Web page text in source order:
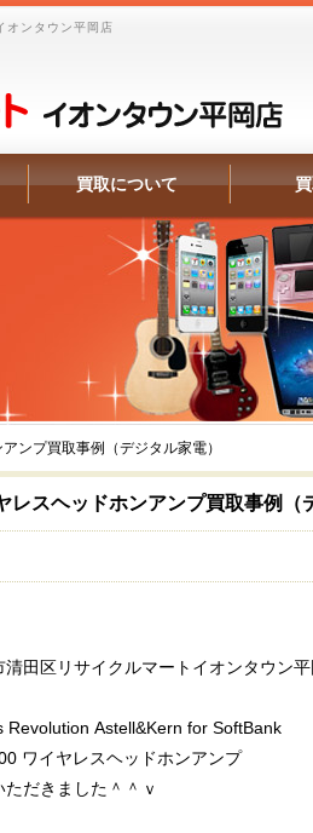
オンタウン平岡店
買取について
ンプ買取事例（デジタル家電）
レスヘッドホンアンプ買取事例（
清田区リサイクルマートイオンタウン平
Revolution Astell&Kern for SoftBank
ワイヤレスヘッドホンアンプ
ただきました＾＾ｖ